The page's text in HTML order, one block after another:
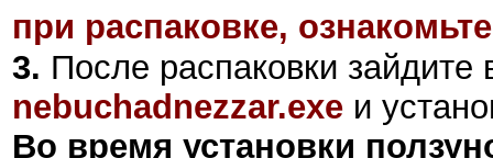
при распаковке,
3. После распаковки зайдите
nebuchadnezzar.exe и
Во время установки